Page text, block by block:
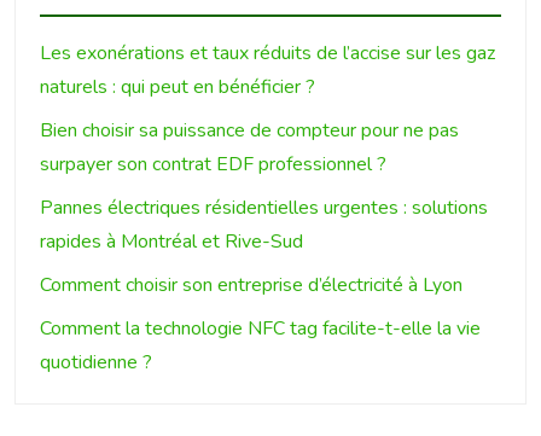
Les exonérations et taux réduits de l’accise sur les gaz
naturels : qui peut en bénéficier ?
Bien choisir sa puissance de compteur pour ne pas
surpayer son contrat EDF professionnel ?
Pannes électriques résidentielles urgentes : solutions
rapides à Montréal et Rive-Sud
Comment choisir son entreprise d’électricité à Lyon
Comment la technologie NFC tag facilite-t-elle la vie
quotidienne ?